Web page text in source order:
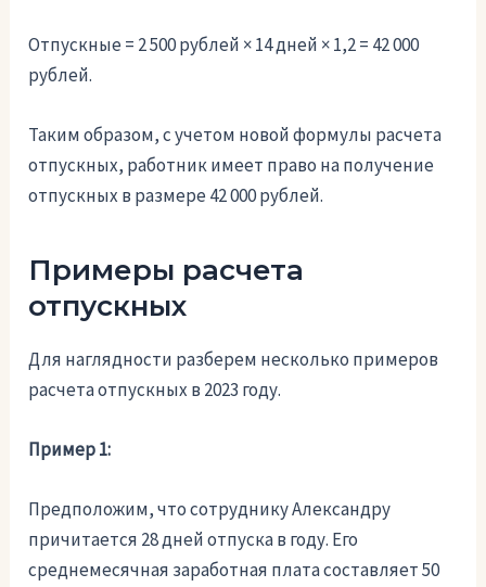
Отпускные = 2 500 рублей × 14 дней × 1,2 = 42 000
рублей.
Таким образом, с учетом новой формулы расчета
отпускных, работник имеет право на получение
отпускных в размере 42 000 рублей.
Примеры расчета
отпускных
Для наглядности разберем несколько примеров
расчета отпускных в 2023 году.
Пример 1:
Предположим, что сотруднику Александру
причитается 28 дней отпуска в году. Его
среднемесячная заработная плата составляет 50